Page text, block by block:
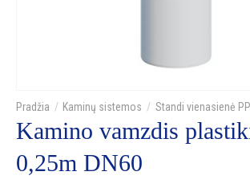
Kaminų sistemos Standi vienasienė
Kamino vamzdis
0,25m DN60